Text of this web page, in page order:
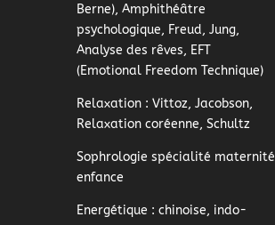
Berne), Amphithéâtre
psychologique, Freud, Jung,
Analyse des rêves, EFT
(Emotional Freedom Technique)
Relaxation: Vittoz, Jacobson,
Relaxation coréenne, Schultz
Sophrologie spécialité maternité
enfance
Energétique : chinoise, indo-